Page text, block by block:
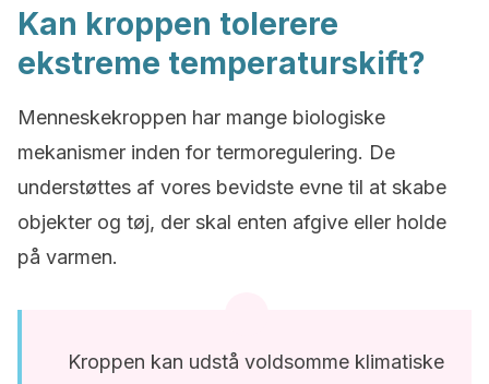
Kan kroppen tolerere
ekstreme temperaturskift?
Menneskekroppen har mange biologiske
mekanismer inden for termoregulering. De
understøttes af vores bevidste evne til at skabe
objekter og tøj, der skal enten afgive eller holde
på varmen.
Kroppen kan udstå voldsomme klimatiske